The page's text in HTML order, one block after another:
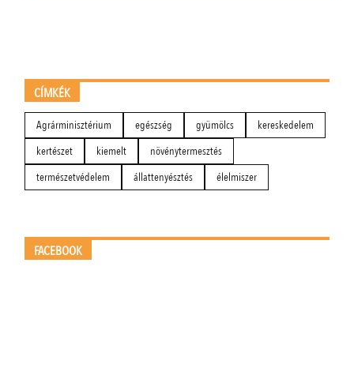
CÍMKÉK
Agrárminisztérium egészség gyümölcs
kereskedelem
kertészet
kiemelt
növénytermesztés
természetvédelem
állattenyésztés élelmiszer
FACEBOOK